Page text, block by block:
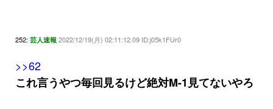
252: 芸人速報 2022/12/19(月) 02:11:12.09 ID:j05k1FUr0
>>62
これ言うやつ毎回見るけど絶対M-1見てないやろ